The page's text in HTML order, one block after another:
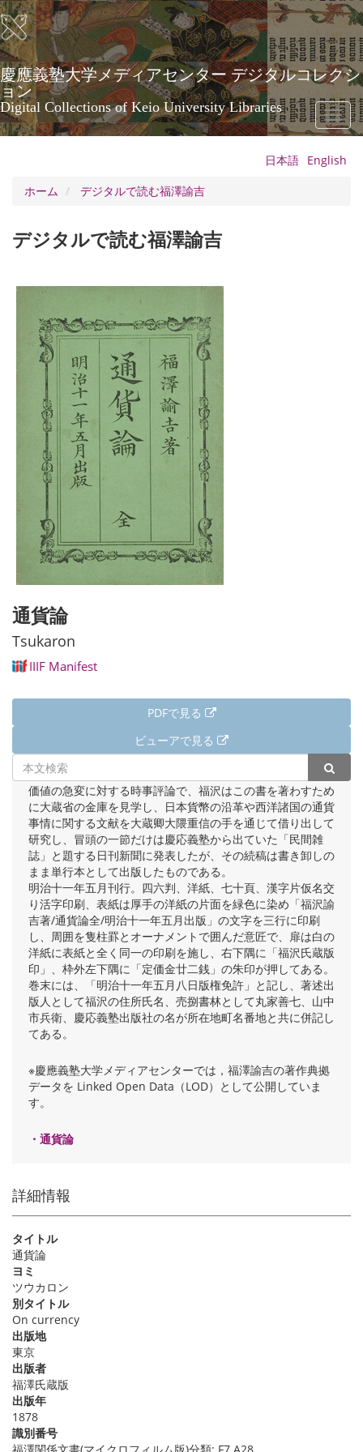
メ
イ
ン
コ
ン
テ
ン
ツ
に
慶應義塾大学メディアセンター デジタルコレクシ
ョン
Digital Collections of Keio University Libraries
Toggle
日本語 English
ホーム
デジタルで読む福澤諭吉
デジタルで読む福澤諭吉
通貨論
Tsukaron
IIIF Manifest
PDFで見る
ビューアで見る
西南戦争による紙幣増発のため銀紙の間が著しく開いた通貨
価値の急変に対する時事評論で、福沢はこの書を著わすため
に大蔵省の金庫を見学し、日本貨幣の沿革や西洋諸国の通貨
事情に関する文献を大蔵卿大隈重信の手を通じて借り出して
研究し、冒頭の一節だけは慶応義塾から出ていた「民間雑
誌」と題する日刊新聞に発表したが、その続稿は書き卸しの
まま単行本として出版したものである。
明治十一年五月刊行。四六判、洋紙、七十頁、漢字片仮名交
り活字印刷、表紙は厚手の洋紙の片面を緑色に染め「福沢諭
吉著/通貨論全/明治十一年五月出版」の文字を三行に印刷
し、周囲を隻柱罫とオーナメントで囲んだ意匠で、扉は白の
洋紙に表紙と全く同一の印刷を施し、右下隅に「福沢氏蔵版
印」、枠外左下隅に「定価金廿二銭」の朱印が押してある。
巻末には、「明治十一年五月八日版権免許」と記し、著述出
版人として福沢の住所氏名、売捌書林として丸家善七、山中
市兵衛、慶応義塾出版社の名が所在地町名番地と共に併記し
てある。
※慶應義塾大学メディアセンターでは，福澤諭吉の著作典拠
データを Linked Open Data（LOD）として公開していま
す。
・通貨論
詳細情報
タイトル
通貨論
ヨミ
ツウカロン
別タイトル
On currency
出版地
東京
出版者
福澤氏蔵版
出版年
1878
識別番号